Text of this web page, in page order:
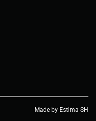
Made by Estima SH